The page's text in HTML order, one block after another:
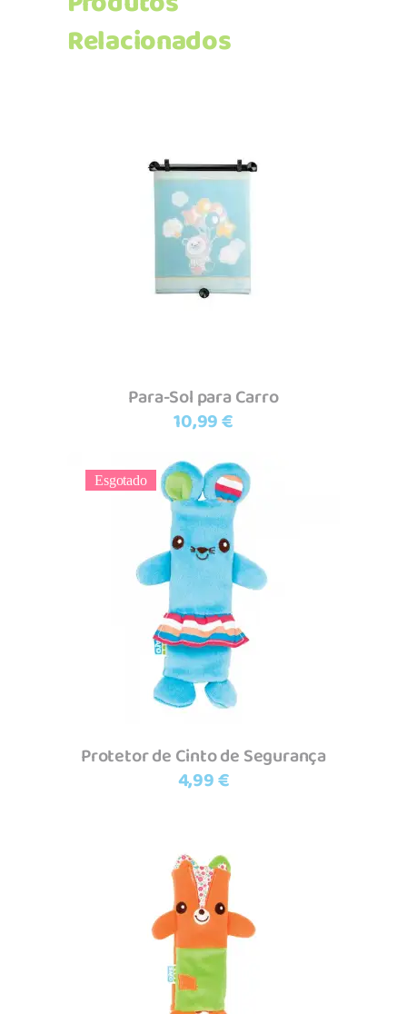
Relacionados
Adicionar
Para-Sol para Carro
10,99€
Esgotado
Ler mais
Protetor de Cinto de Segurança
4,99€
Adicionar